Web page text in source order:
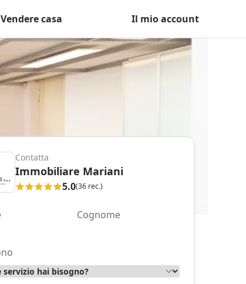
Vendere casa Il mio account
Contatta
Immobiliare Mariani
5.0(36 rec.)